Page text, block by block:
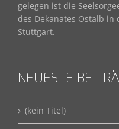
gelegen ist die
des Dekanates Ostalb in
Stuttgart.
NEUESTE
(kein Titel)